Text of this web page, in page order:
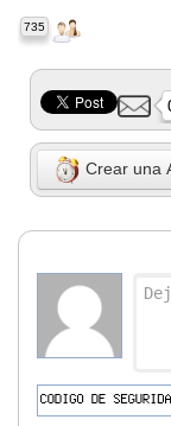
735
Crear una